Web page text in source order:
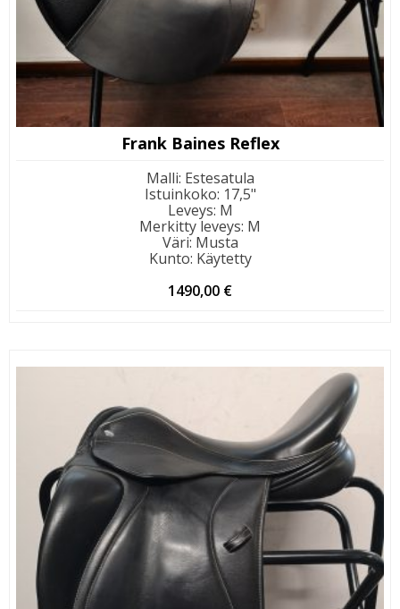
Frank Baines Reflex
Malli: Estesatula
Istuinkoko: 17,5"
Leveys: M
Merkitty leveys: M
Väri: Musta
Kunto: Käytetty
1490,00 €